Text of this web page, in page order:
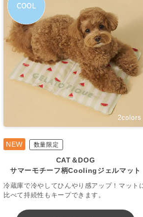
NEW 数量限定
CAT＆DOG
サマーモチーフ柄Coolingジェルマット
冷蔵庫で冷やしてひんやり感アップ！マット
比べて持続性もキープできます。